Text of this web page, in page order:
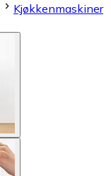
Kjøkkenmaskiner